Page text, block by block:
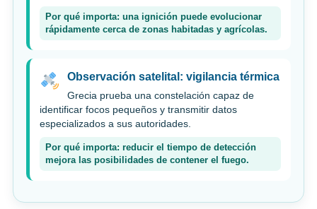
Por qué importa: una ignición puede evolucionar
rápidamente cerca de zonas habitadas y agrícolas.
Observación satelital: vigilancia térmica
Grecia prueba una constelación capaz de
identificar focos pequeños y transmitir datos
especializados a sus autoridades.
Por qué importa: reducir el tiempo de detección
mejora las posibilidades de contener el fuego.